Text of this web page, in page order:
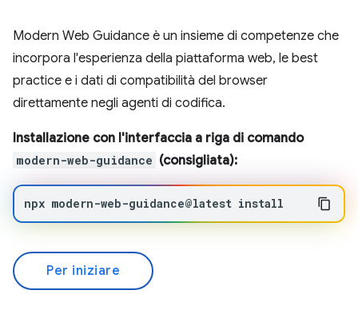
Modern Web Guidance è un insieme di competenze che
incorpora l'esperienza della piattaforma web, le best
practice e i dati di compatibilità del browser
direttamente negli agenti di codifica.
Installazione con l'interfaccia a riga di comando
modern-web-guidance (consigliata):
npx modern-web-guidance@latest install
Per iniziare